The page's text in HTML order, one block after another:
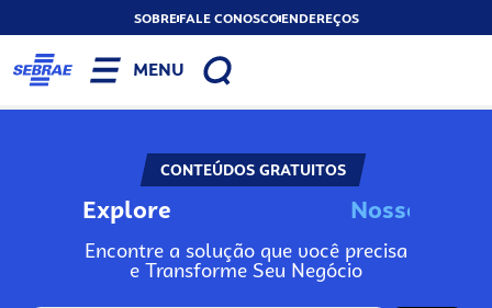
SOBREFALE CONOSCOENDEREÇOS
MENU
CONTEÚDOS GRATUITOS
Explore Nosso
Encontre a solução que você precisa
e Transforme Seu Negócio